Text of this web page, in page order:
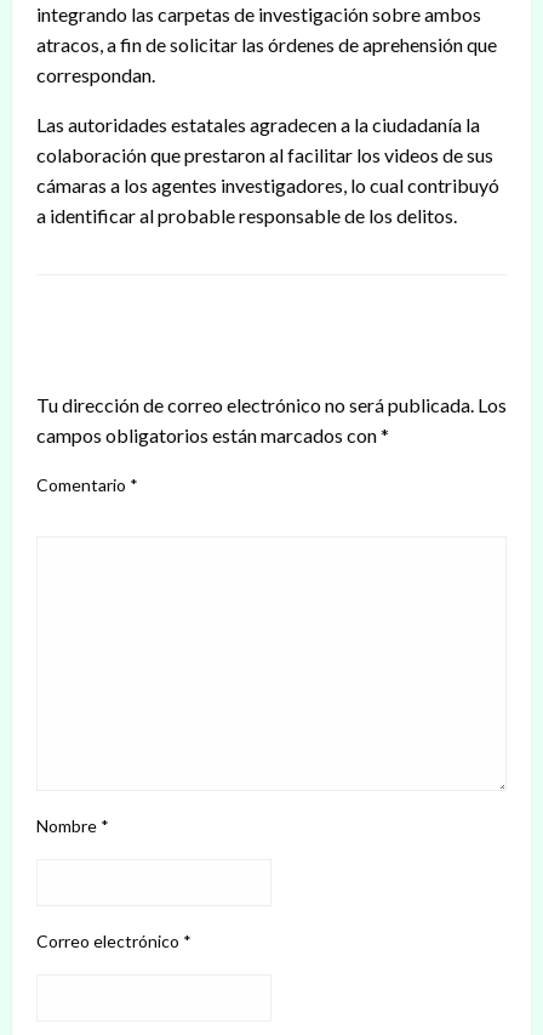
integrando las carpetas de investigación sobre ambos
atracos, a fin de solicitar las órdenes de aprehensión que
correspondan.
Las autoridades estatales agradecen a la ciudadanía la
colaboración que prestaron al facilitar los videos de sus
cámaras a los agentes investigadores, lo cual contribuyó
a identificar al probable responsable de los delitos.
Tu dirección de correo electrónico no será publicada. Los
campos obligatorios están marcados con*
Comentario *
Nombre *
Correo electrónico *